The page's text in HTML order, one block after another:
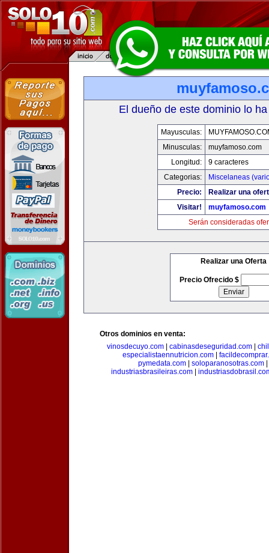
El dueño de este dominio lo
Mayusculas:
Minusculas:
muyfamoso.com
Longitud:
9 caracteres
Categorias:
Miscelaneas
Precio:
Realizar una
Visitar!
muyfamoso.com
Serán consideradas
Realizar una Oferta
Precio Ofrecido $
Otros dominios en venta:
vinosdecuyo.com| cabinasdeseguridad.com|
especialistaennutricion.com|
pymedata.com
soloparanosotras.com
industriasbrasileiras.com|